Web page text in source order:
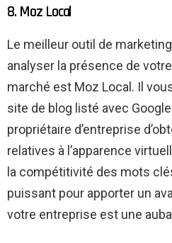
8. Moz Local
Le meilleur outil de
analyser la présence de
marché est Moz Local. Il
site de blog listé avec
propriétaire d’entreprise
relatives à l’apparence
la compétitivité des mots
puissant pour apporter un
votre entreprise est une